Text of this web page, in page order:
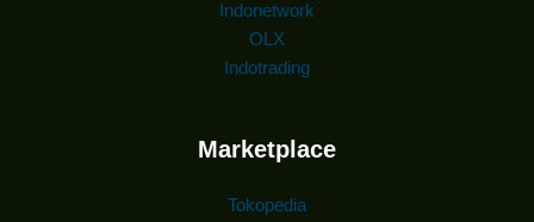
Indonetwork
OLX
Indotrading
Marketplace
Tokopedia